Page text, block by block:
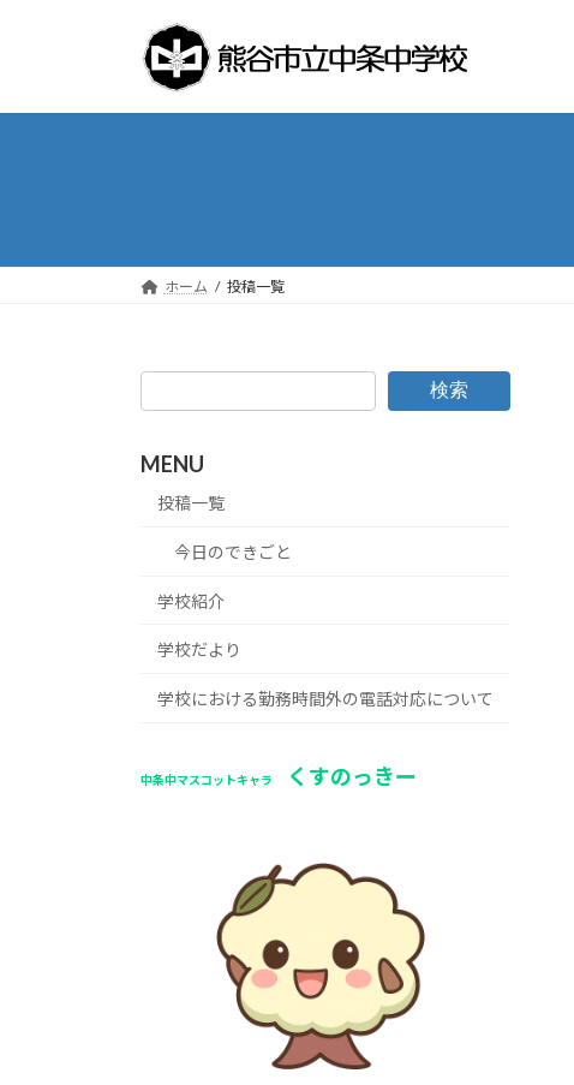
プ
動
ホーム 投稿一覧
検索
MENU
投稿一覧
今日のできごと
学校紹介
学校だより
学校における勤務時間外の電話対応について
中条中マスコットキャラ くすのっきー